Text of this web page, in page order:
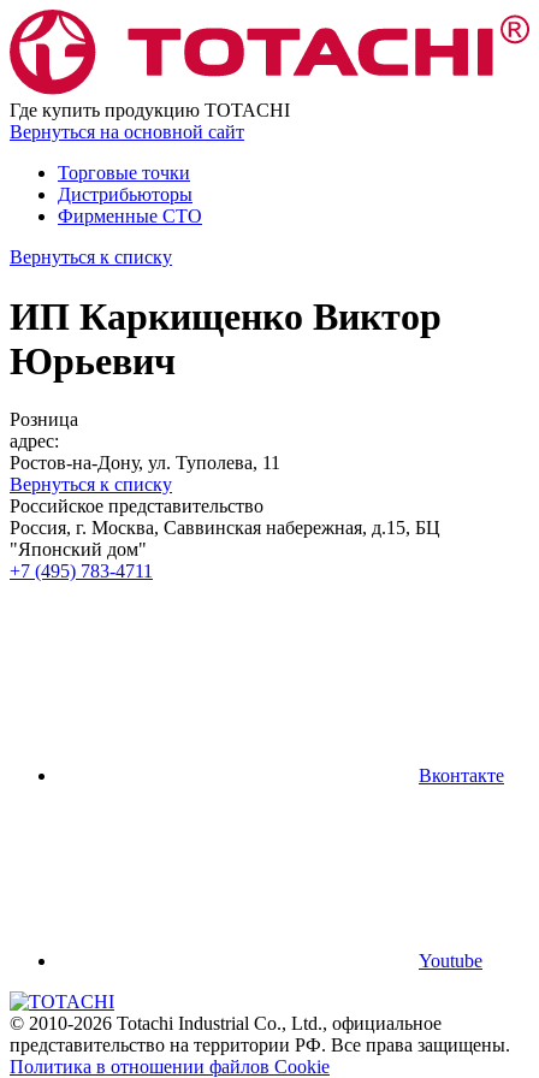
Где купить продукцию TOTACHI
Вернуться на основной сайт
Торговые точки
Дистрибьюторы
Фирменные СТО
Вернуться к списку
ИП Каркищенко Виктор
Юрьевич
Розница
адрес:
Ростов-на-Дону, ул. Туполева, 11
Вернуться к списку
Российское представительство
Россия, г. Москва, Саввинская набережная, д.15, БЦ
"Японский дом"
+7 (495) 783-4711
Вконтакте
Youtube
© 2010-2026 Totachi Industrial Co., Ltd., официальное
представительство на территории РФ. Все права защищены.
Политика в отношении файлов Cookie